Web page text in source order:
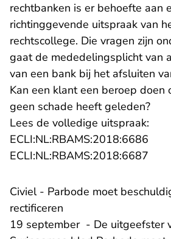
rechtbanken is er behoefte aan
richtinggevende uitspraak van
rechtscollege. Die vragen zijn
gaat de mededelingsplicht van
van een bank bij het afsluiten
Kan een klant een beroep
geen schade heeft geleden?
Lees de volledige uitspraak:
ECLI:NL:RBAMS:2018:6686
ECLI:NL:RBAMS:2018:6687
Civiel - Parbode moet
rectificeren
19 september - De uitgeefster